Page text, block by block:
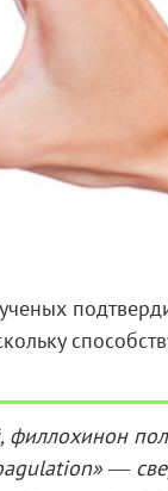
филлохинон
―